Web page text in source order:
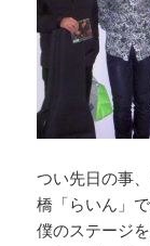
つい先日の事
橋「らいん」
僕のステージ